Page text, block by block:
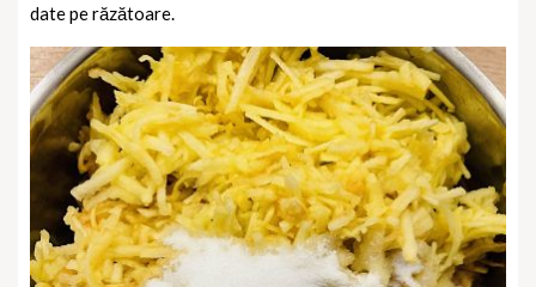
date pe răzătoare.